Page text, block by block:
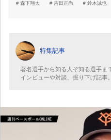
森下翔太
吉田正尚 鈴木誠也
特集記事
著名選手から知る人ぞ知る選手ま
インビューや対談、掘り下げ記事。